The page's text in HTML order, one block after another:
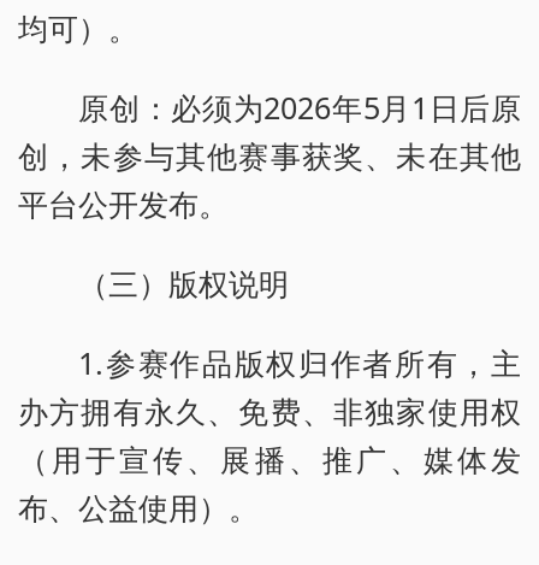
均可）。
原创：必须为2026年5月1日后原
创，未参与其他赛事获奖、未在其他
平台公开发布。
（三）版权说明
1.参赛作品版权归作者所有，主
办方拥有永久、免费、非独家使用权
（用于宣传、展播、推广、媒体发
布、公益使用）。